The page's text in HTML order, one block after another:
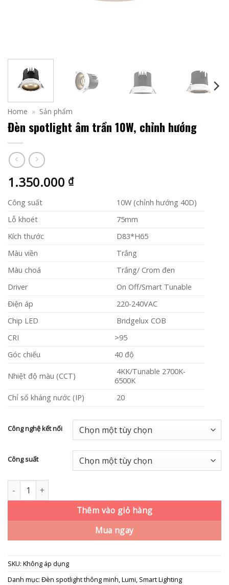
Home » Sản phẩm
Đèn spotlight âm trần 10W, chỉnh hướng
1.350.000 ₫
Công suất
10W (chỉnh hướng 40D)
Lỗ khoét
75mm
Kích thước
D83*H65
Màu viền
Trắng
Màu choá
Trắng/ Crom đen
Driver
On Off/Smart Tunable
Điện áp
220-240VAC
Chip LED
Bridgelux COB
CRI
>95
Góc chiếu
40 độ
Nhiệt độ màu (CCT)
4KK/Tunable 2700K-
6500K
Chỉ số kháng nước (IP)
20
Công nghệ kết nối
Công suất
Đèn spotlight âm trần 10W, chỉnh hướng số lượng
Thêm vào giỏ hàng
Mua ngay
SKU: Không áp dụng
Danh mục: Đèn spotlight thông minh,Lumi, Smart Lighting